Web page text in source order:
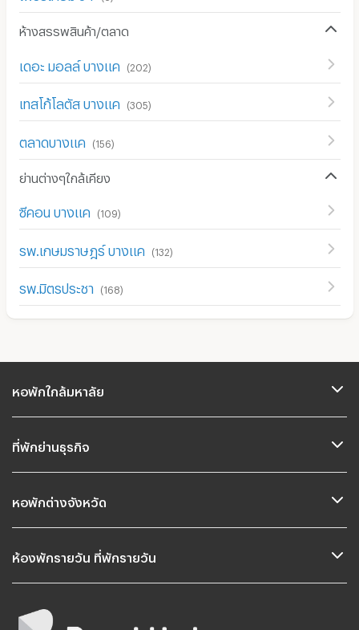
ห้างสรรพสินค้า/ตลาด
เดอะ มอลล์ บางแค (202)
เทสโก้โลตัส บางแค (305)
ตลาดบางแค (156)
ย่านต่างๆใกล้เคียง
ซีคอน บางแค (109)
รพ.เกษมราษฎร์ บางแค (132)
รพ.มิตรประชา (168)
หอพักใกล้มหาลัย
ที่พักย่านธุรกิจ
หอพักต่างจังหวัด
ห้องพักรายวัน ที่พักรายวัน